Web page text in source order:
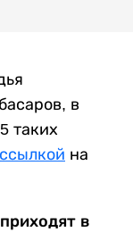
в
таких
ссылкой на
в